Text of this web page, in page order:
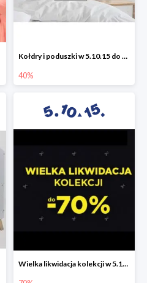
Kołdry i poduszki w 5.10.15 do -40%
40%
Wielka likwidacja kolekcji w 5.10.15 do -70%